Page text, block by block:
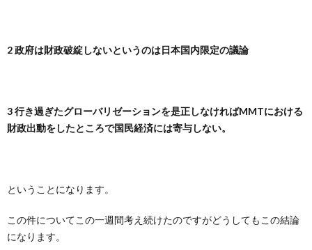
2 政府は財政破綻しないというのは日本国内限定の議論
3 行き過ぎたグローバリゼーションを是正しなければMMTにおける
財政出動をしたところで国民経済には寄与しない。
ということになります。
この件についてこの一週間考え続けたのですがどうしてもこの結論
になります。